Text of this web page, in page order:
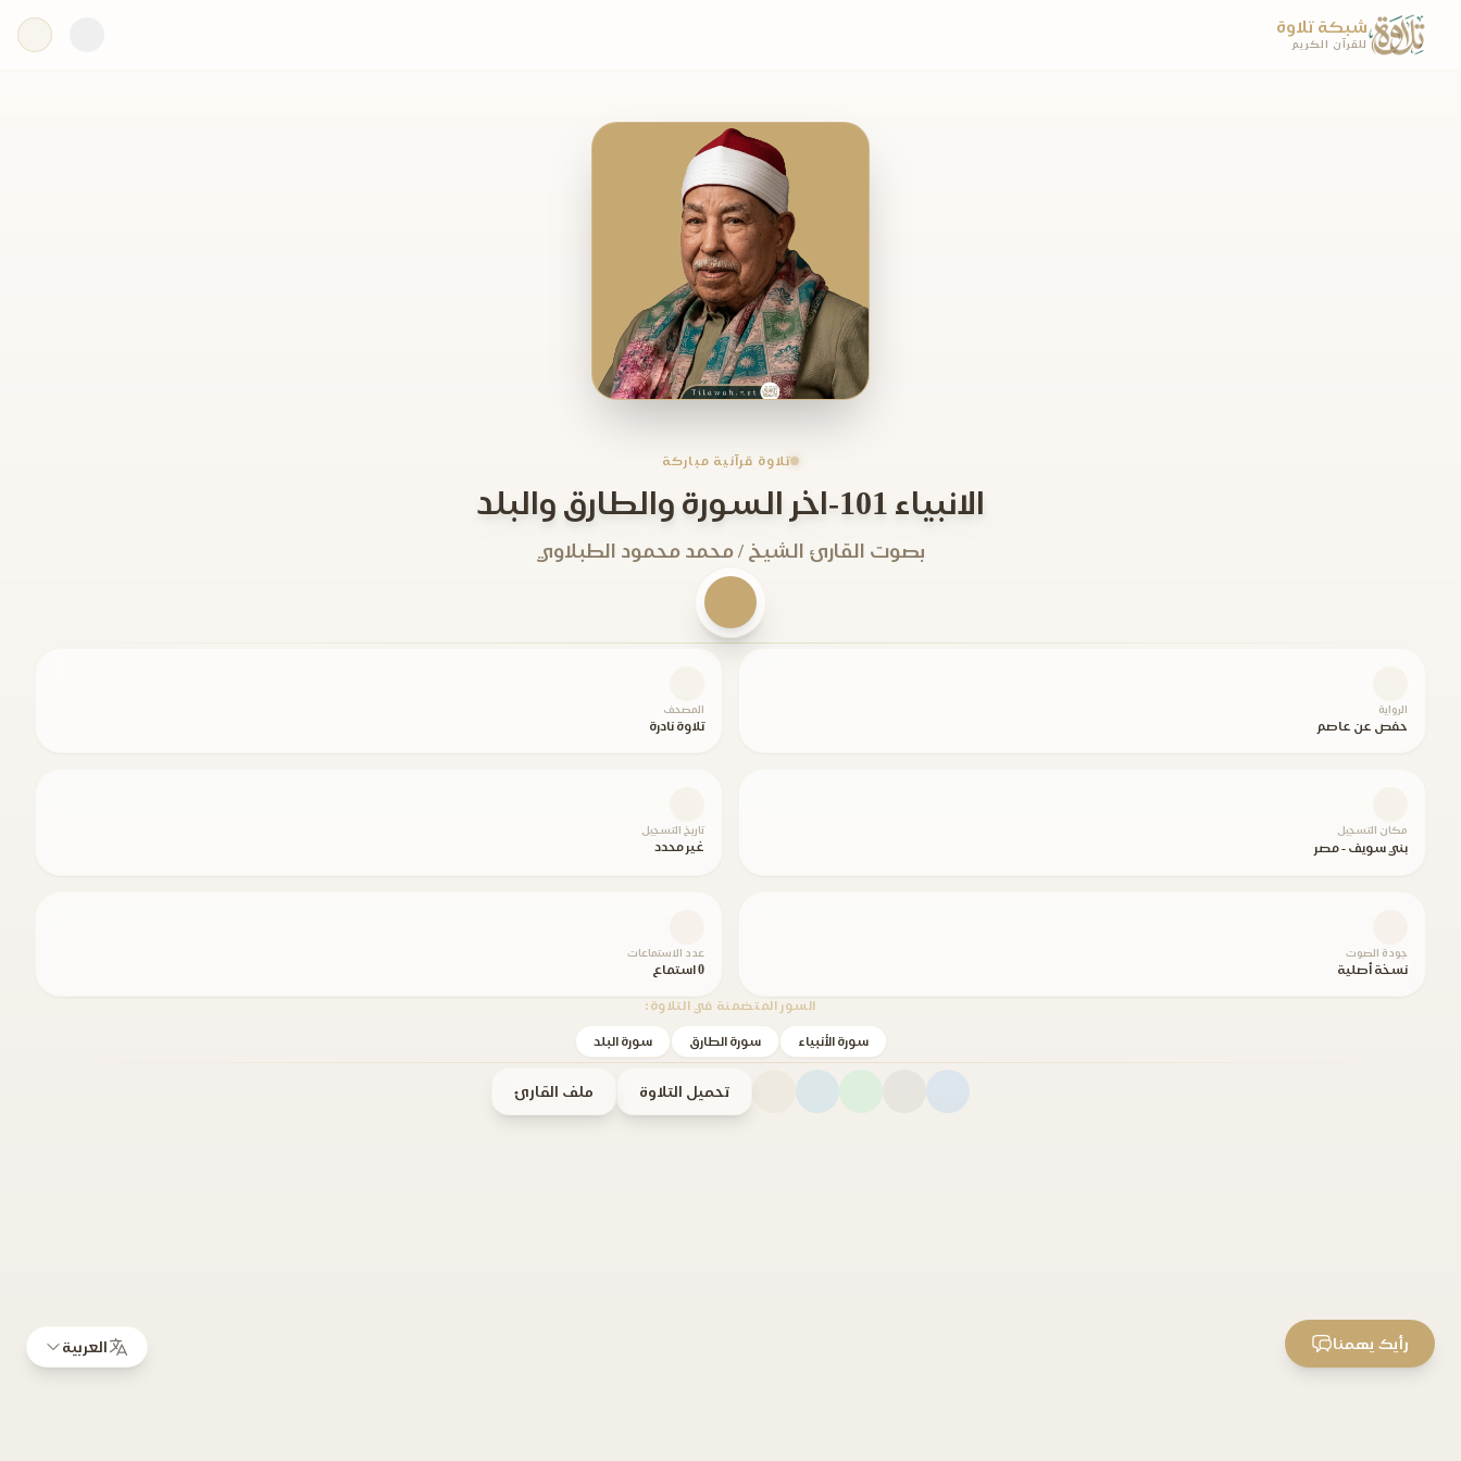
شبكة تلاوة
للقرآن الكريم
تلاوة قرآنية مباركة
الانبياء 101-اخر السورة والطارق والبلد
بصوت القارئ الشيخ / محمد محمود الطبلاوي
الرواية
حفص عن عاصم
المصحف
تلاوة نادرة
مكان التسجيل
بني سويف - مصر
تاريخ التسجيل
غير محدد
جودة الصوت
نسخة أصلية
عدد الاستماعات
0 استماع
السور المتضمنة في التلاوة:
سورة الأنبياء سورة الطارق سورة البلد
تحميل التلاوة ملف القارئ
العربية رأيك يهمنا